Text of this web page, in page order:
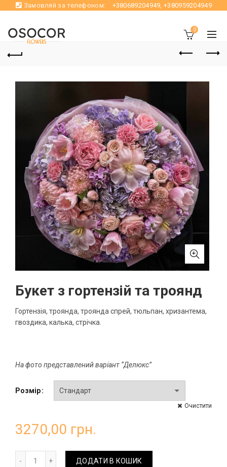
Замовляй за телефоном: +380689204949,+380959204949
0
Букет з гортензій та троянд
Гортензія, троянда, троянда спрей, тюльпан, хризантема,
гвоздика, калька, стрічка.
На фото представлений варіант “Делюкс”
Розмір
Очистити
3270,00 грн.
ДОДАТИ В КОШИК